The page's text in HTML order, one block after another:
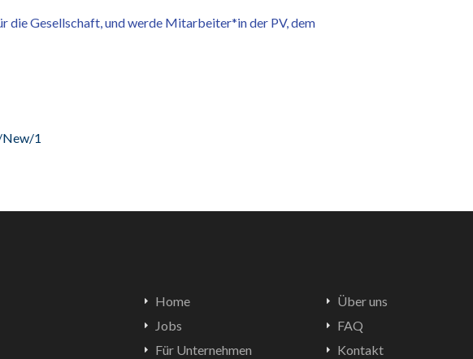
die Gesellschaft, und werde Mitarbeiter*in der PV, dem
1
Home
Jobs
Für Unternehmen
Über uns
FAQ
Kontakt